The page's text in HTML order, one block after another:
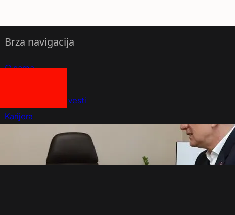
Brza navigacija
O nama
Pretplatite se na vesti
Karijera